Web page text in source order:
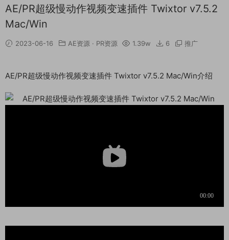
AE/PR超级慢动作视频变速插件 Twixtor v7.5.2
Mac/Win
2023-06-16 AE资源 · PR资源 1.39w 6 推广
AE/PR超级慢动作视频变速插件 Twixtor v7.5.2 Mac/Win介绍